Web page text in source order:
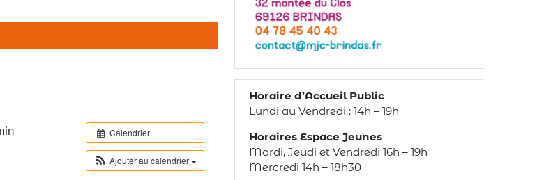
Calendrier
Ajouter au calendrier
Horaire d’Accueil Public
Lundi au Vendredi : 14h – 19h
Horaires Espace Jeunes
Mardi, Jeudi et Vendredi 16h – 19h
Mercredi 14h – 18h30